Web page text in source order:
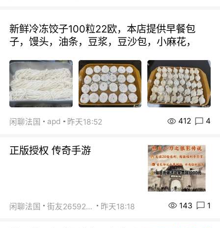
新鲜冷冻饺子100粒22欧，本店提供早餐包
子，馒头，油条，豆浆，豆沙包，小麻花，
闲聊法国 apd 昨天18:52 412 4
正版授权 传奇手游
闲聊法国 街友26592800 昨天18:18 143 1